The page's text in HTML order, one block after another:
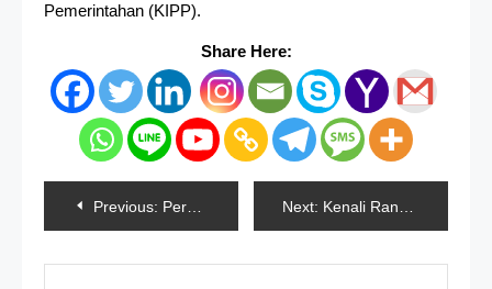
Pemerintahan (KIPP).
Share Here:
Navigasi
pos
Previous: Peretas Akun DPR Dilacak Polisi Next: Kenali Rangka Motor Sebelum Membeli